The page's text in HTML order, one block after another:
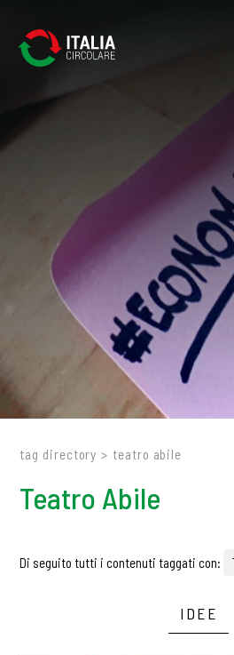
tag directory > teatro abile
Teatro Abile
Di seguito tutti i contenuti taggati con:
IDEE